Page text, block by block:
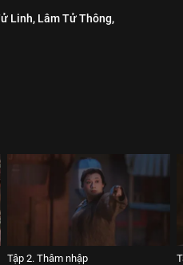
Linh, Lâm Tử Thông,
Tập 2. Thâm nhập